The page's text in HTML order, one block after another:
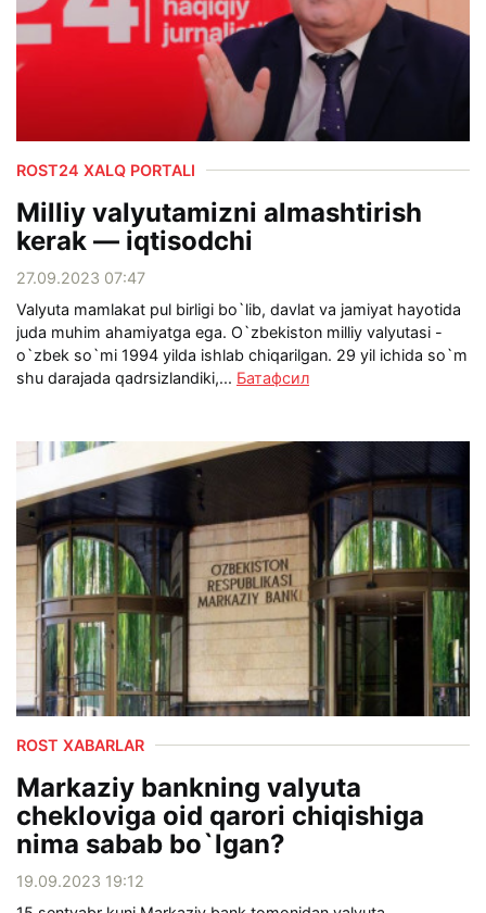
ROST24 XALQ PORTALI
Milliy valyutamizni almashtirish
kerak — iqtisodchi
27.09.2023 07:47
Valyuta mamlakat pul birligi bo`lib, davlat va jamiyat hayotida
juda muhim ahamiyatga ega. O`zbekiston milliy valyutasi -
o`zbek so`mi 1994 yilda ishlab chiqarilgan. 29 yil ichida so`m
shu darajada qadrsizlandiki,... Батафсил
ROST XABARLAR
Markaziy bankning valyuta
chekloviga oid qarori chiqishiga
nima sabab bo`lgan?
19.09.2023 19:12